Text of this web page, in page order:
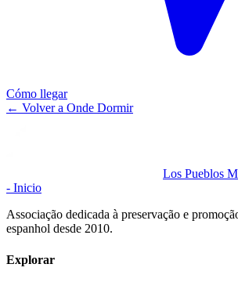
Cómo llegar
← Volver a Onde Dormir
Los Pueblos
- Inicio
Associação dedicada à preservação e
espanhol desde 2010.
Explorar